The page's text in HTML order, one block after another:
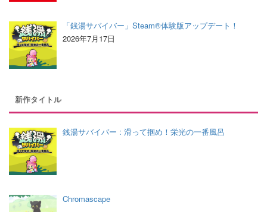
「銭湯サバイバー」Steam®体験版アップデート！
2026年7月17日
新作タイトル
銭湯サバイバー : 滑って掴め！栄光の一番風呂
Chromascape